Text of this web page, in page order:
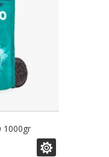
1000gr